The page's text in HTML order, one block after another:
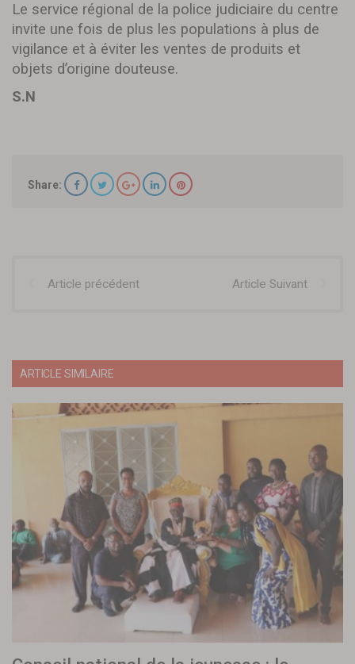
Le service régional de la police judiciaire du centre
invite une fois de plus les populations à plus de
vigilance et à éviter les ventes de produits et
objets d’origine douteuse.
S.N
Share:
Article précédent Article Suivant
ARTICLE SIMILAIRE